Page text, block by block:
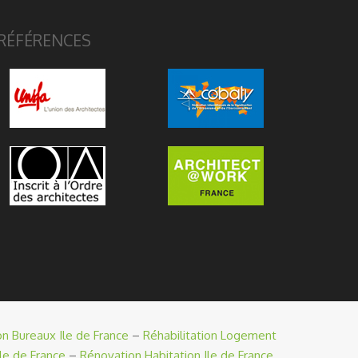
Bureaux Ile de France – Réhabilitation Logement
de France – Rénovation Habitation Ile de France